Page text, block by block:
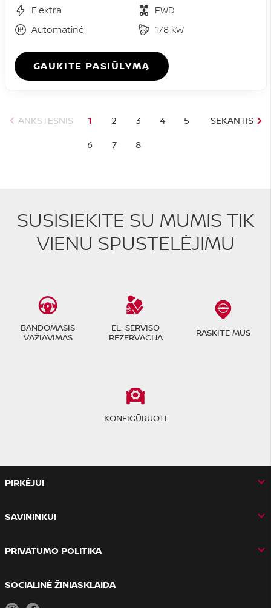
Elektra
FWD
Automatinė
178 kW
GAUKITE PASIŪLYMĄ
ANKSTESNIS SEKANTIS
1 2 3 4
5
6
7 8
SUSISIEKITE SU MUMIS TIK
VIENU SPUSTELĖJIMU
BANDOMASIS
VAŽIAVIMAS
EL. SERVISO
REZERVACIJA
RASKITE MUS
KONFIGŪRUOTI
PIRKĖJUI
SAVININKUI
PRIVATUMO POLITIKA
SOCIALINĖ ŽINIASKLAIDA